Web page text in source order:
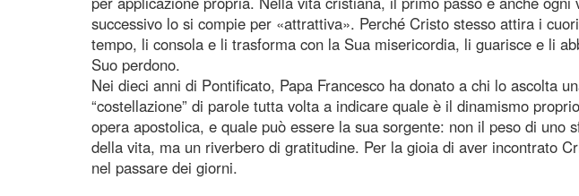
successivo lo si compie per «attrattiva». Perché Cristo stesso attira i
tempo, li consola e li trasforma con la Sua misericordia, li guarisce e li
Suo perdono.
Nei dieci anni di Pontificato, Papa Francesco ha donato a chi lo ascolta
“costellazione” di parole tutta volta a indicare quale è il dinamismo
opera apostolica, e quale può essere la sua sorgente: non il peso di uno
della vita, ma un riverbero di gratitudine. Per la gioia di aver incontrato
nel passare dei giorni.